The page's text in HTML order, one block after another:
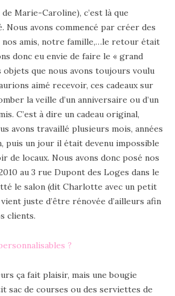
Marie-Caroline), c’est là que
Nous avons commencé par créer des
amis, notre famille,…le retour était
donc eu envie de faire le « grand
objets que nous avons toujours voulu
aimé recevoir, ces cadeaux sur
la veille d’un anniversaire ou d’un
C’est à dire un cadeau original,
avons travaillé plusieurs mois, années
puis un jour il était devenu impossible
de locaux. Nous avons donc posé nos
au 3 rue Dupont des Loges dans le
le salon (dit Charlotte avec un petit
juste d’être rénovée d’ailleurs afin
clients.
?
ça fait plaisir, mais une bougie
sac de courses ou des serviettes de